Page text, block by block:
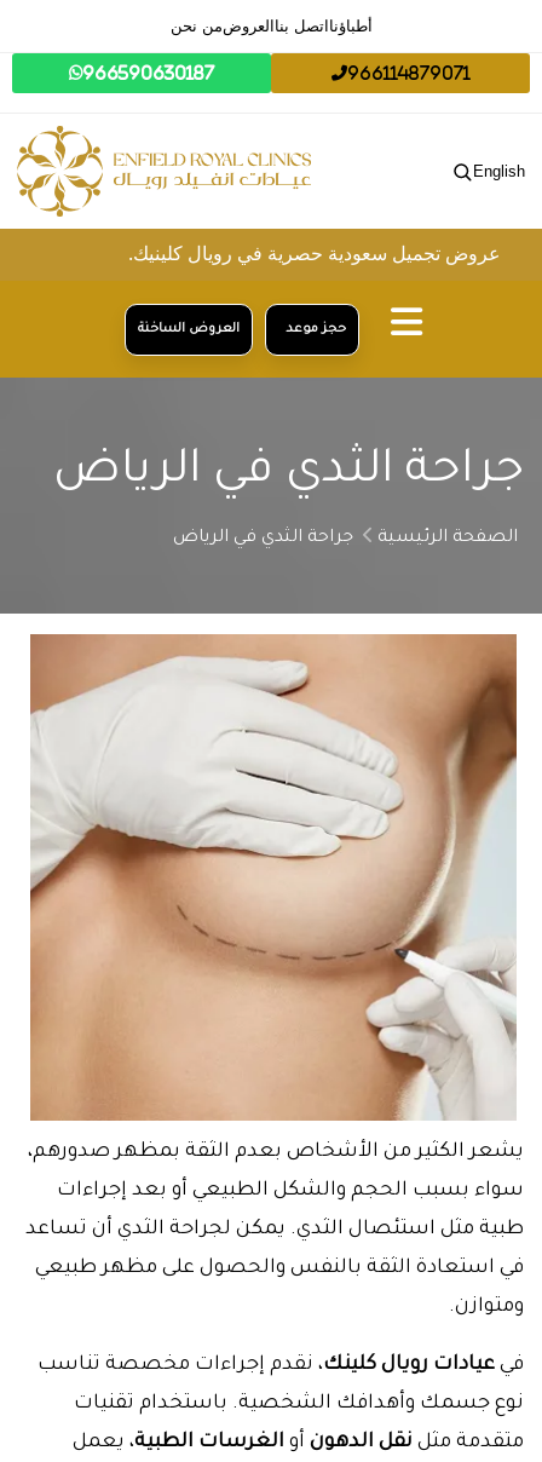
من نحنالعروض اتصل بنا أطباؤنا
966590630187 966114879071
English
تجميل سعودية حصرية في رويال كلينيك.
العروض الساخنة حجز موعد
جراحة الثدي في الرياض
الصفحة الرئيسية جراحة الثدي في الرياض
يشعر الكثير من الأشخاص بعدم الثقة بمظهر صدورهم،
سواء بسبب الحجم والشكل الطبيعي أو بعد إجراءات
طبية مثل استئصال الثدي. يمكن لجراحة الثدي أن تساعد
في استعادة الثقة بالنفس والحصول على مظهر طبيعي
ومتوازن.
في عيادات رويال كلينك، نقدم إجراءات مخصصة تناسب
نوع جسمك وأهدافك الشخصية. باستخدام تقنيات
متقدمة مثل نقل الدهون أو الغرسات الطبية، يعمل